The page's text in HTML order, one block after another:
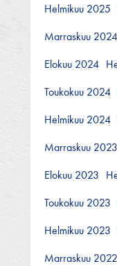
Helmikuu 2025
Marraskuu 2024
Elokuu 2024
Toukokuu 2024
Helmikuu 2024
Marraskuu 2023
Elokuu 2023
Toukokuu 2023
Helmikuu 2023
Marraskuu 2022